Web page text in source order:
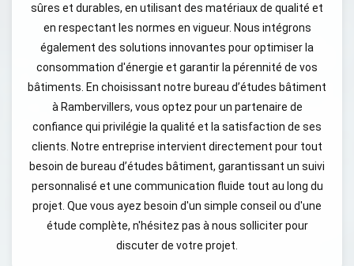
sûres et durables, en utilisant des matériaux de qualité et
en respectant les normes en vigueur. Nous intégrons
également des solutions innovantes pour optimiser la
consommation d'énergie et garantir la pérennité de vos
bâtiments. En choisissant notre bureau d’études bâtiment
à Rambervillers, vous optez pour un partenaire de
confiance qui privilégie la qualité et la satisfaction de ses
clients. Notre entreprise intervient directement pour tout
besoin de bureau d’études bâtiment, garantissant un suivi
personnalisé et une communication fluide tout au long du
projet. Que vous ayez besoin d'un simple conseil ou d'une
étude complète, n'hésitez pas à nous solliciter pour
discuter de votre projet.